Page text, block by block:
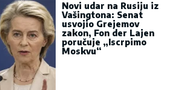
Novi udar na Rusiju iz
Vašingtona: Senat
usvojio Grejemov
zakon, Fon der Lajen
poručuje „Iscrpimo
Moskvu“